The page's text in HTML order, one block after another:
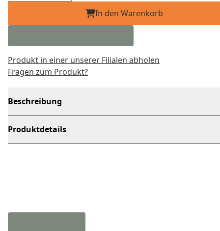
In den Warenkorb
Produkt in einer unserer Filialen abholen
Fragen zum Produkt?
Beschreibung
Produktdetails